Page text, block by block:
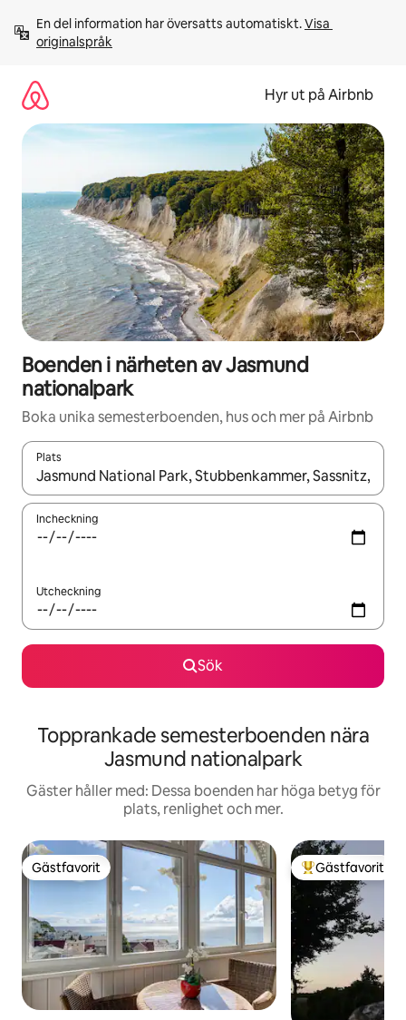
innehåll
En del information har översatts automatiskt. Visa
originalspråk
Hyr ut på Airbnb
Boenden i närheten av Jasmund
nationalpark
Boka unika semesterboenden, hus och mer på Airbnb
Plats
När resultaten är tillgängliga kan du navigera med upp- och
Incheckning
Utcheckning
Sök
Topprankade semesterboenden nära
Jasmund nationalpark
Gäster håller med: Dessa boenden har höga betyg för
plats, renlighet och mer.
Gästfavorit
Gästfavorit Populär
Gästfavorit